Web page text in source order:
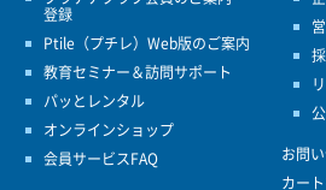
登録
Ptile（プチレ）Web版のご案内
教育セミナー＆訪問サポート
パッとレンタル
オンラインショップ
会員サービスFAQ
お問
カー